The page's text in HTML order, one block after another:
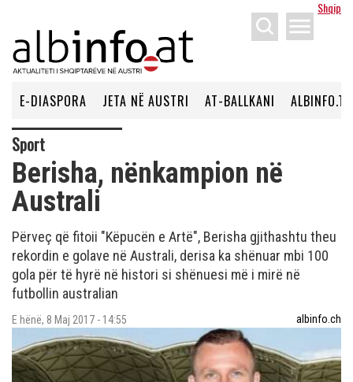
Shqip
menu
E-DIASPORA JETA NË AUSTRI AT-BALLKANI ALBINFO.TV
Sport
Berisha, nënkampion në
Australi
Përveç që fitoii "Këpucën e Artë", Berisha gjithashtu theu
rekordin e golave në Australi, derisa ka shënuar mbi 100
gola për të hyrë në histori si shënuesi më i mirë në
futbollin australian
E hënë, 8 Maj 2017 - 14:55 albinfo.ch